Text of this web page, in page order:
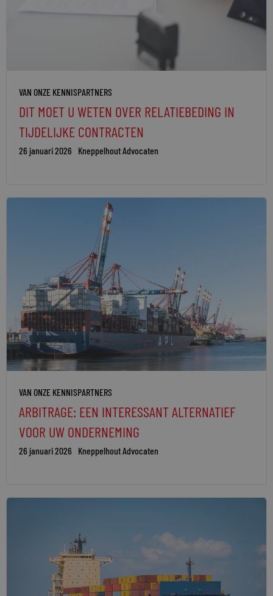
VAN ONZE KENNISPARTNERS
DIT MOET U WETEN OVER RELATIEBEDING IN
TIJDELIJKE CONTRACTEN
26 januari 2026 Kneppelhout Advocaten
VAN ONZE KENNISPARTNERS
ARBITRAGE: EEN INTERESSANT ALTERNATIEF
VOOR UW ONDERNEMING
26 januari 2026 Kneppelhout Advocaten